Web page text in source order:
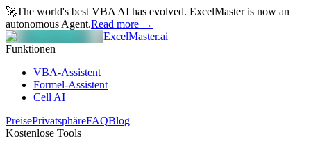
🚀The world's best VBA AI has evolved. ExcelMaster is now an
autonomous Agent.Read more →
ExcelMaster.ai
Funktionen
VBA-Assistent
Formel-Assistent
Cell AI
PreisePrivatsphäreFAQBlog
Kostenlose Tools